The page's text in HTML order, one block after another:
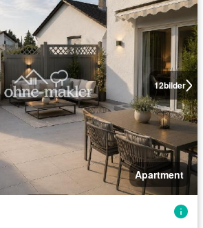
12bilder
Apartment